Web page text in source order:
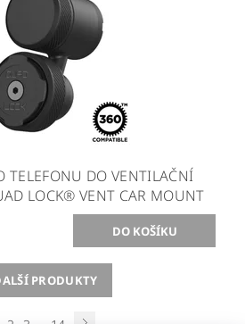
TELEFONU DO VENTILAČNÍ
LOCK® VENT CAR MOUNT
PRODUKTY